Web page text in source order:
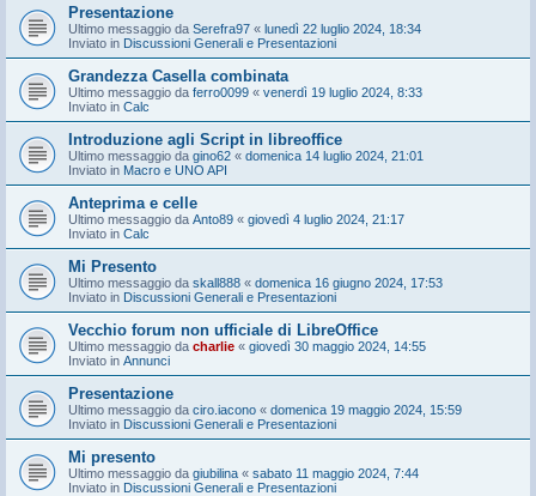
Presentazione
Ultimo messaggio da Serefra97 « lunedì 22 luglio 2024, 18:34
Inviato in Discussioni Generali e Presentazioni
Grandezza Casella combinata
Ultimo messaggio da ferro0099 « venerdì 19 luglio 2024, 8:33
Inviato in Calc
Introduzione agli Script in libreoffice
Ultimo messaggio da gino62 « domenica 14 luglio 2024, 21:01
Inviato in Macro e UNO API
Anteprima e celle
Ultimo messaggio da Anto89 « giovedì 4 luglio 2024, 21:17
Inviato in Calc
Mi Presento
Ultimo messaggio da skall888 « domenica 16 giugno 2024, 17:53
Inviato in Discussioni Generali e Presentazioni
Vecchio forum non ufficiale di LibreOffice
Ultimo messaggio da charlie « giovedì 30 maggio 2024, 14:55
Inviato in Annunci
Presentazione
Ultimo messaggio da ciro.iacono « domenica 19 maggio 2024, 15:59
Inviato in Discussioni Generali e Presentazioni
Mi presento
Ultimo messaggio da giubilina « sabato 11 maggio 2024, 7:44
Inviato in Discussioni Generali e Presentazioni